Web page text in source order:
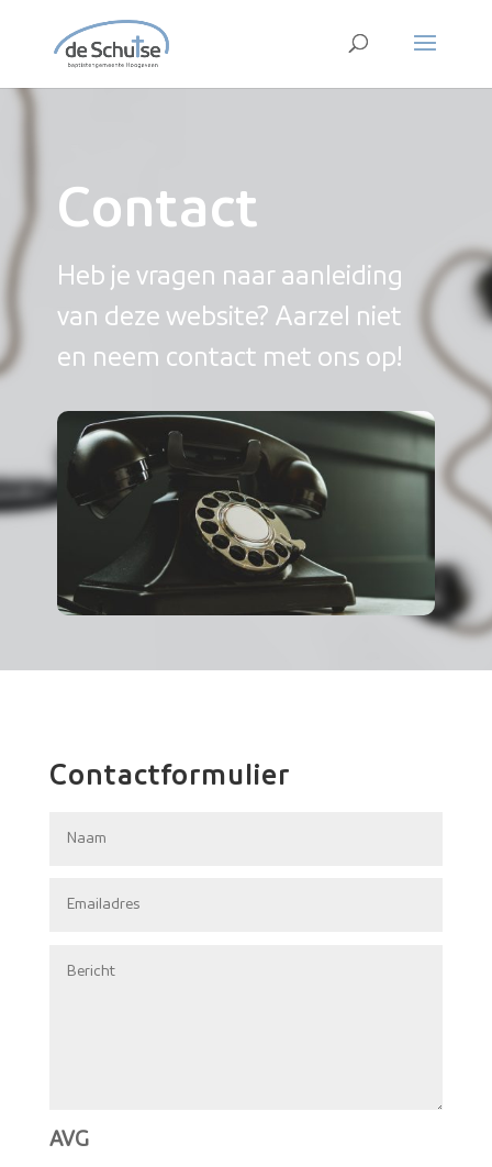
Contact
Heb je vragen naar aanleiding
van deze website? Aarzel niet
en neem contact met ons op!
Contactformulier
AVG